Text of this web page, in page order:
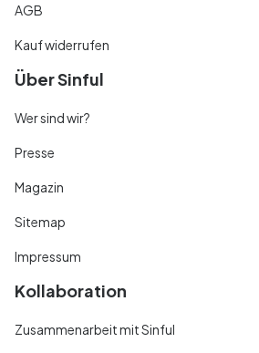
AGB
Kauf widerrufen
Über Sinful
Wer sind wir?
Presse
Magazin
Sitemap
Impressum
Kollaboration
Zusammenarbeit mit Sinful